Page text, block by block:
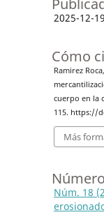
2025-12-19
Cómo
Ramirez
cuerpo en la
115. https://
Más
Número
Núm. 18